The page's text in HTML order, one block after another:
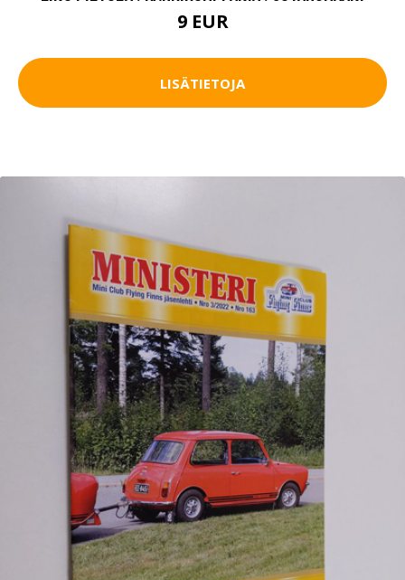
9 EUR
LISÄTIETOJA